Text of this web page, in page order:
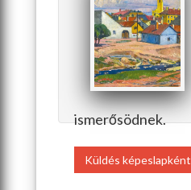
ismerősödnek.
Küldés képeslapként